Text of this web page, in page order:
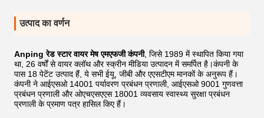
उत्पाद का वर्णन
Anping रेड स्टार वायर मेष एमएफजी कंपनी, जिसे 1989 में स्थापित किया गया
था, 26 वर्षों से वायर क्लॉथ और स्क्रीन मीडिया उत्पादन में समर्पित है।कंपनी के
पास 18 पेटेंट उत्पाद हैं, ये सभी ईयू, जीबी और एएसटीएम मानकों के अनुरूप हैं।
कंपनी ने आईएसओ 14001 पर्यावरण प्रबंधन प्रणाली, आईएसओ 9001 गुणवत्ता
प्रबंधन प्रणाली और ओएचएसएएस 18001 व्यवसाय स्वास्थ्य सुरक्षा प्रबंधन
प्रणाली के प्रमाण पत्र हासिल किए हैं।